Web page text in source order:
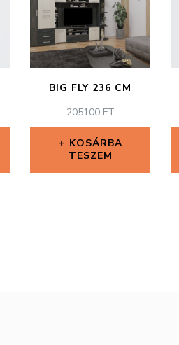
BIG FLY 236 CM
205100 FT
KOSÁRBA
TESZEM